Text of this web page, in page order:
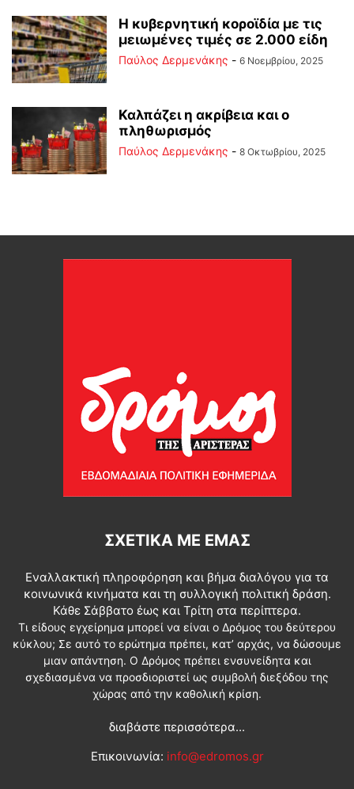
Η κυβερνητική κοροϊδία με τις
μειωμένες τιμές σε 2.000 είδη
Παύλος Δερμενάκης - 6 Νοεμβρίου, 2025
Καλπάζει η ακρίβεια και ο
πληθωρισμός
Παύλος Δερμενάκης - 8 Οκτωβρίου, 2025
ΣΧΕΤΙΚΆ ΜΕ ΕΜΆΣ
Εναλλακτική πληροφόρηση και βήμα διαλόγου για τα
κοινωνικά κινήματα και τη συλλογική πολιτική δράση.
Κάθε Σάββατο έως και Τρίτη στα περίπτερα.
Τι είδους εγχείρημα μπορεί να είναι ο Δρόμος του δεύτερου
κύκλου; Σε αυτό το ερώτημα πρέπει, κατ’ αρχάς, να δώσουμε
μιαν απάντηση. Ο Δρόμος πρέπει ενσυνείδητα και
σχεδιασμένα να προσδιοριστεί ως συμβολή διεξόδου της
χώρας από την καθολική κρίση.
διαβάστε περισσότερα...
Επικοινωνία: info@edromos.gr